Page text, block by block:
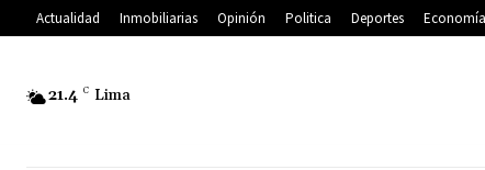
Actualidad Inmobiliarias Opinión Politica Deportes Economía
21.4 C Lima